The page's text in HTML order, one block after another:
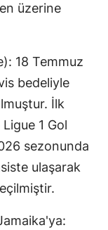
üzerine
18 Temmuz
bedeliyle
İlk
1 Gol
sezonunda
ulaşarak